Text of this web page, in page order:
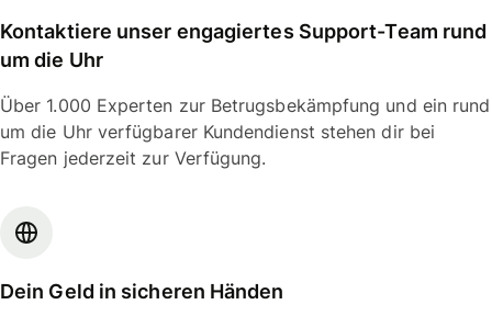
Kontaktiere unser engagiertes Support-Team rund
um die Uhr
Über 1.000 Experten zur Betrugsbekämpfung und ein rund
um die Uhr verfügbarer Kundendienst stehen dir bei
Fragen jederzeit zur Verfügung.
Dein Geld in sicheren Händen